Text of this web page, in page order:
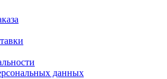
данных